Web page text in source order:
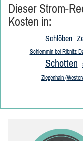
Dieser Strom-
Kosten in:
Schlöben
Schlemmin bei Ribnitz-
Schotten
Ziegenhain